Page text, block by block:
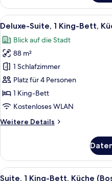
Zimmer,
1 King-
Bett
Alle
Fotos
für
Deluxe-
Suite,
1 King-
Bett,
Küche
17
Deluxe-Suite, 1 King-Bett,
Blick auf die Stadt
88 m²
1 Schlafzimmer
Platz für 4 Personen
1 King-Bett
Kostenloses WLAN
Weitere Details
Weitere
Suite,
1 King-
Bett,
Alle10
Suite, 1 King-Bett, Küche